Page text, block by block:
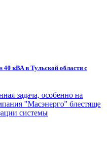
кВА в Тульской области с
задача, особенно на
"Масэнерго" блестяще
системы